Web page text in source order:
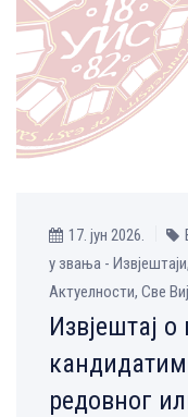
17. јун 2026.
у звања -
Aктуелности, Све
Извјештај
редовног